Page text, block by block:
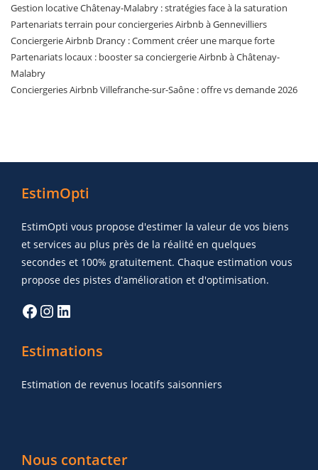
Gestion locative Châtenay-Malabry : stratégies face à la saturation
Partenariats terrain pour conciergeries Airbnb à Gennevilliers
Conciergerie Airbnb Drancy : Comment créer une marque forte
Partenariats locaux : booster sa conciergerie Airbnb à Châtenay-
Malabry
Conciergeries Airbnb Villefranche-sur-Saône : offre vs demande 2026
EstimOpti
EstimOpti vous propose d'estimer la valeur de vos biens
et services au plus près de la réalité en quelques
secondes et 100% gratuitement. Chaque estimation vous
propose des pistes d'amélioration et d'optimisation.
Estimations
Estimation de revenus locatifs saisonniers
Nous contacter